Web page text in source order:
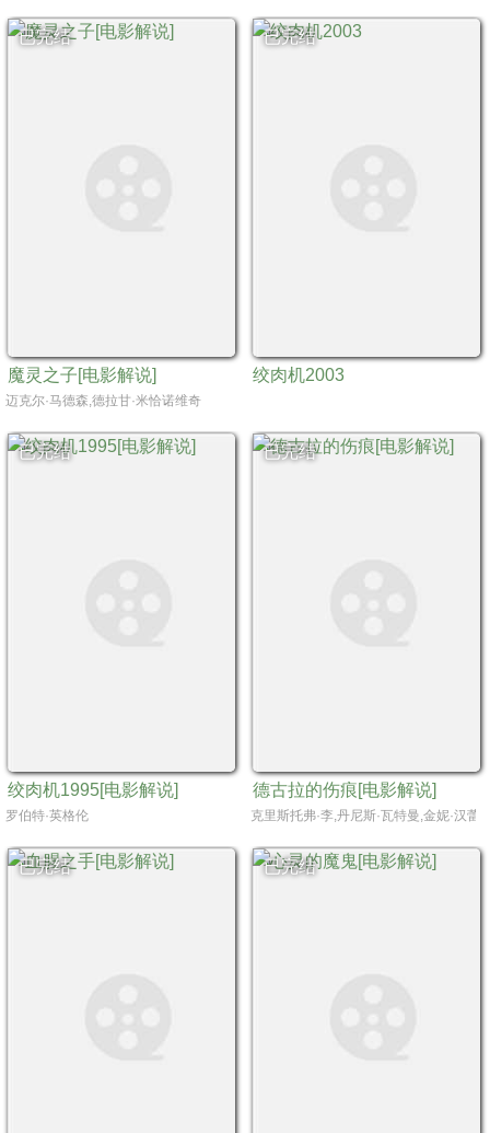
已完结
魔灵之子[电影解说]
迈克尔·马德森,德拉甘·米恰诺维奇
已完结
绞肉机2003
已完结
绞肉机1995[电影解说]
罗伯特·英格伦
已完结
德古拉的伤痕[电影解说]
克里斯托弗·李,丹尼斯·瓦特曼,金妮·汉
已完结 已完结